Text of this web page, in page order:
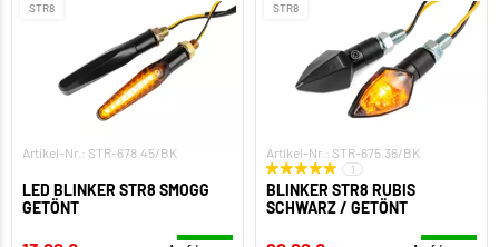
STR8
Artikel-Nr.: STR-678.45/BK
LED BLINKER STR8 SMOGG
GETÖNT
STR8
Artikel-Nr.: STR-675.36/BK
1
BLINKER STR8 RUBIS
SCHWARZ / GETÖNT